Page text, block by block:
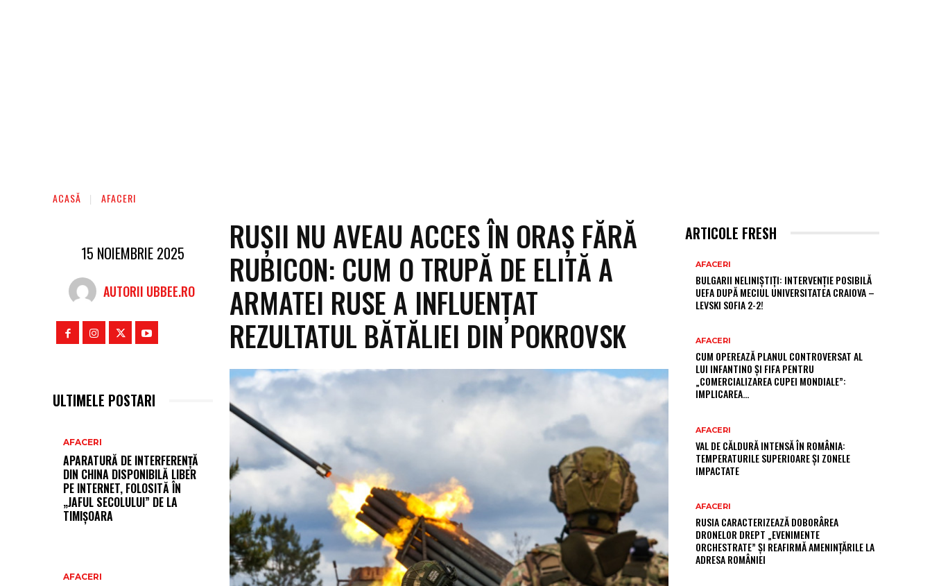
ACASĂ AFACERI
15 NOIEMBRIE 2025
AUTORII UBBEE.RO
ULTIMELE POSTARI
AFACERI
APARATURĂ DE INTERFERENȚĂ
DIN CHINA DISPONIBILĂ LIBER
PE INTERNET, FOLOSITĂ ÎN
„JAFUL SECOLULUI” DE LA
TIMIȘOARA
AFACERI
RUȘII NU AVEAU ACCES ÎN ORAȘ FĂRĂ
RUBICON: CUM O TRUPĂ DE ELITĂ A
ARMATEI RUSE A INFLUENȚAT
REZULTATUL BĂTĂLIEI DIN POKROVSK
ARTICOLE FRESH
AFACERI
BULGARII NELINIȘTIȚI: INTERVENȚIE POSIBILĂ
UEFA DUPĂ MECIUL UNIVERSITATEA CRAIOVA –
LEVSKI SOFIA 2-2!
AFACERI
CUM OPEREAZĂ PLANUL CONTROVERSAT AL
LUI INFANTINO ȘI FIFA PENTRU
„COMERCIALIZAREA CUPEI MONDIALE”:
IMPLICAREA…
AFACERI
VAL DE CĂLDURĂ INTENSĂ ÎN ROMÂNIA:
TEMPERATURILE SUPERIOARE ȘI ZONELE
IMPACTATE
AFACERI
RUSIA CARACTERIZEAZĂ DOBORÂREA
DRONELOR DREPT „EVENIMENTE
ORCHESTRATE” ȘI REAFIRMĂ AMENINȚĂRILE LA
ADRESA ROMÂNIEI